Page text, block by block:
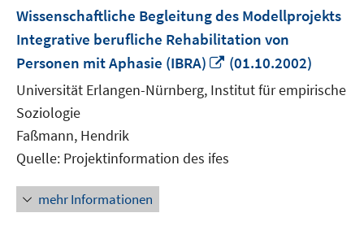
Wissenschaftliche Begleitung des Modellprojekts
Integrative berufliche Rehabilitation von
Personen mit Aphasie (IBRA)
In
neuem
Fenster
(01.10.2002)
Universität Erlangen-Nürnberg, Institut für empirische
Soziologie
Faßmann, Hendrik
Quelle: Projektinformation des ifes
mehr Informationen